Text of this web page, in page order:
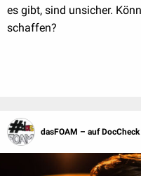
es gibt, sind unsicher.
schaffen?
dasFOAM – auf DocCheck